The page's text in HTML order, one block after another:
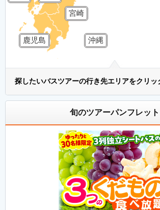
宮崎
鹿児島 沖縄
探したいバスツアーの行き先エリアをクリッ
旬のツアーパンフレット